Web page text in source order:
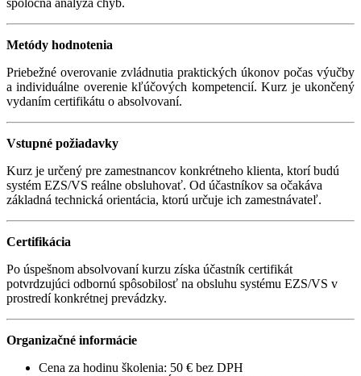
Metódy hodnotenia
Priebežné overovanie zvládnutia praktických úkonov počas výučby
a individuálne overenie kľúčových kompetencií. Kurz je ukončený
vydaním certifikátu o absolvovaní.
Vstupné požiadavky
Kurz je určený pre zamestnancov konkrétneho klienta, ktorí budú
systém EZS/VS reálne obsluhovať. Od účastníkov sa očakáva
základná technická orientácia, ktorú určuje ich zamestnávateľ.
Certifikácia
Po úspešnom absolvovaní kurzu získa účastník certifikát
potvrdzujúci odbornú spôsobilosť na obsluhu systému EZS/VS v
prostredí konkrétnej prevádzky.
Organizačné informácie
Cena za hodinu školenia: 50 € bez DPH